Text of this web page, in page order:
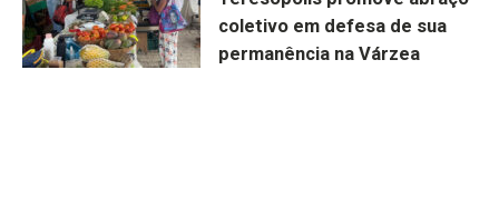
coletivo em defesa de sua
permanência na Várzea